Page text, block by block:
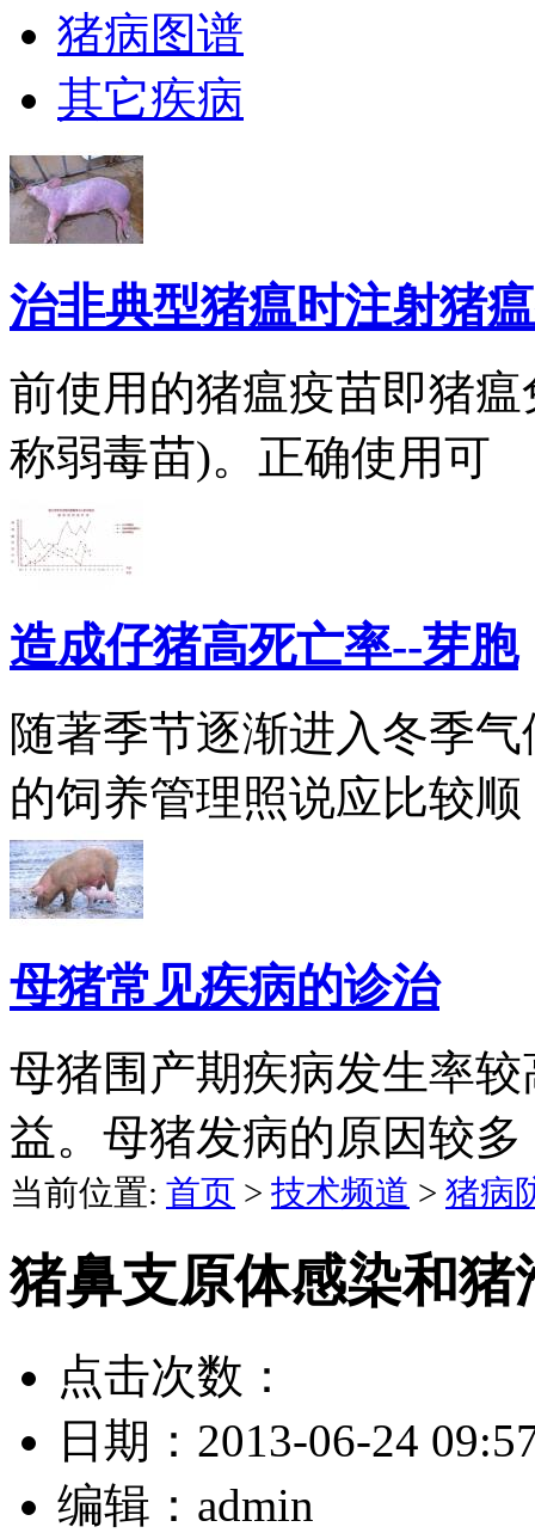
猪病图谱
其它疾病
治非典型猪瘟时注射猪
前使用的猪瘟疫苗即猪
称弱毒苗)。正确使用可
造成仔猪高死亡率--芽胞
随著季节逐渐进入冬季
的饲养管理照说应比较顺
母猪常见疾病的诊治
母猪围产期疾病发生率
益。母猪发病的原因较多
当前位置: 首页 > 技术频道 > 猪病
猪鼻支原体感染和
点击次数：
日期： 2013-06-24
编辑： admin